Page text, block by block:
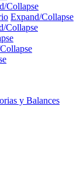
Collapse
Expand/Collapse
Collapse
y Balances